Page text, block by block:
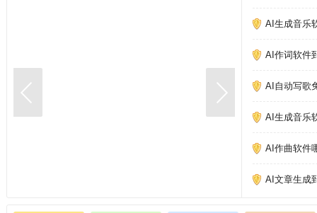
AI生成音乐
AI作词软件
AI自动写歌
AI生成音乐
AI作曲软件
AI文章生成